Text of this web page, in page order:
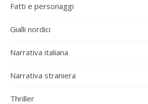
Fatti e personaggi
Gialli nordici
Narrativa italiana
Narrativa straniera
Thriller